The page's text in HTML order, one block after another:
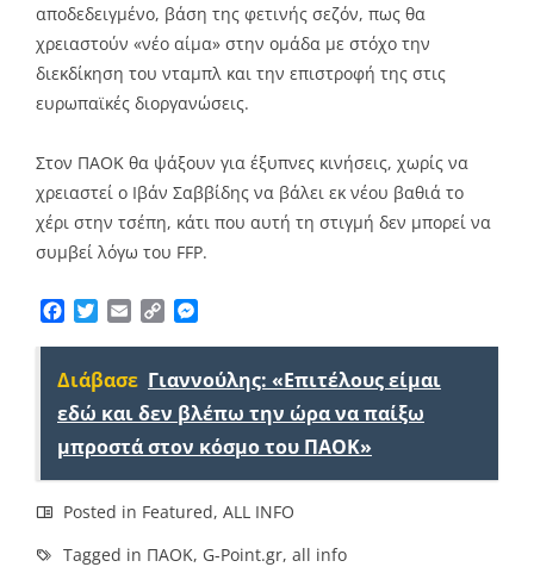
αποδεδειγμένο, βάση της φετινής σεζόν, πως θα
χρειαστούν «νέο αίμα» στην ομάδα με στόχο την
διεκδίκηση του νταμπλ και την επιστροφή της στις
ευρωπαϊκές διοργανώσεις.
Στον ΠΑΟΚ θα ψάξουν για έξυπνες κινήσεις, χωρίς να
χρειαστεί ο Ιβάν Σαββίδης να βάλει εκ νέου βαθιά το
χέρι στην τσέπη, κάτι που αυτή τη στιγμή δεν μπορεί να
συμβεί λόγω του FFP.
Facebook
TwitterEmailCopy
Διάβασε Γιαννούλης: «Επιτέλους είμαι
εδώ και δεν βλέπω την ώρα να παίξω
μπροστά στον κόσμο του ΠΑΟΚ»
Posted in Featured, ALL INFO
Tagged in ΠΑΟΚ, G-Point.gr, all info